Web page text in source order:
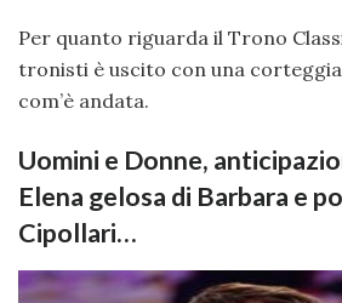
Per quanto riguarda il Trono
tronisti è uscito con una
com’è andata.
Uomini e Donne,
Elena gelosa di Barbara e
Cipollari…